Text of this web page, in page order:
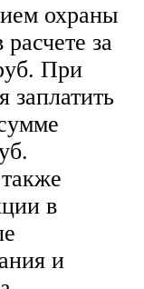
охраны
за
При
заплатить
в
и